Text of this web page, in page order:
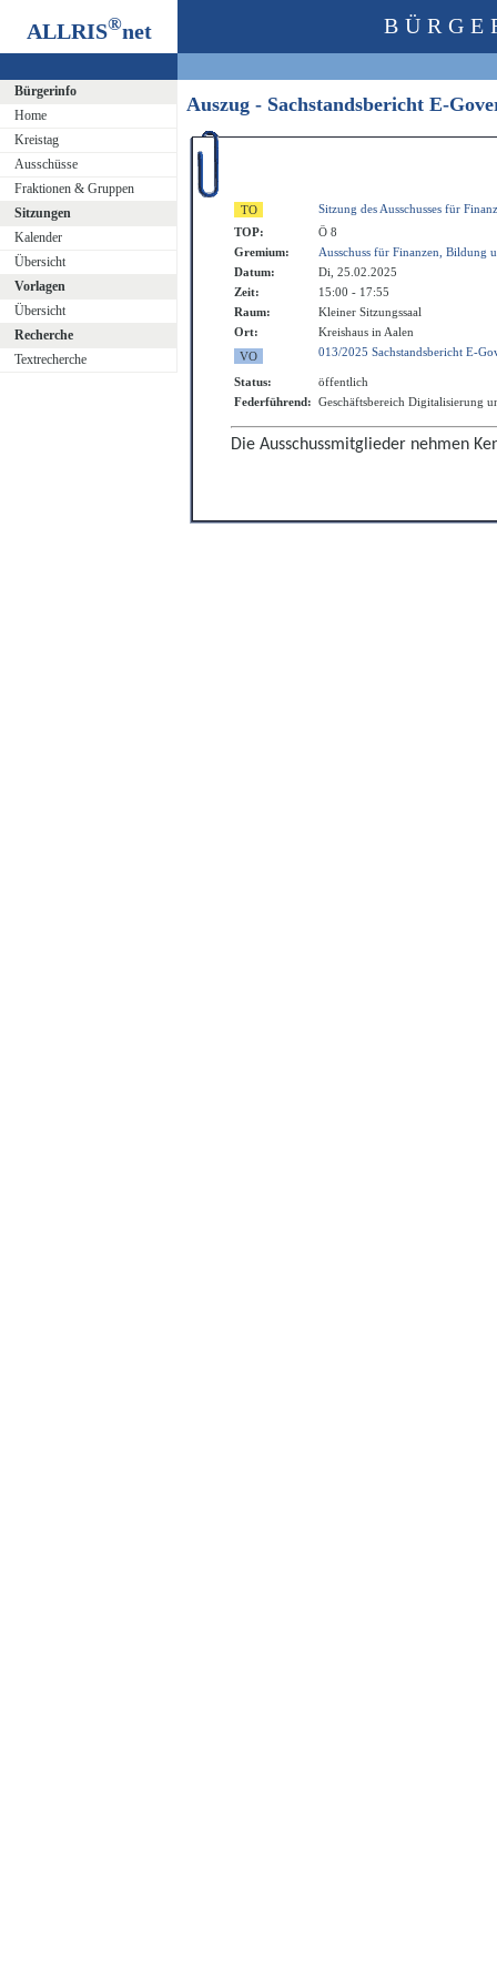
ALLRIS®net
Bürgerinfo
Home
Kreistag
Ausschüsse
Fraktionen & Gruppen
Sitzungen
Kalender
Übersicht
Vorlagen
Übersicht
Recherche
Textrecherche
Auszug - Sachstandsbericht E-
Sitzung des Ausschusses für
TOP:
Ö 8
Gremium:
Ausschuss für Finanzen, Bildung
Datum:
Di, 25.02.2025
Zeit:
15:00 - 17:55
Raum:
Kleiner Sitzungssaal
Ort:
Kreishaus in Aalen
013/2025 Sachstandsbericht E-
Status:
öffentlich
Federführend: Geschäftsbereich Digitalisierung
Die Ausschussmitglieder nehmen